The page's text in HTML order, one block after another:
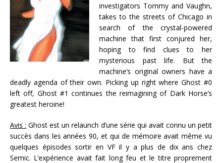
investigators Tommy and Vaughn,
takes to the streets of Chicago in
search of the crystal-powered
machine that first conjured her,
hoping to find clues to her
mysterious past life. But the
machine’s original owners have a
deadly agenda of their own. Picking up right where Ghost #0
left off, Ghost #1 continues the reimagining of Dark Horse’s
greatest heroine!
Avis : Ghost est un relaunch d’une série qui avait connu un petit
succès dans les années 90, et qui de mémoire avait même vu
quelques épisodes sortir en VF il y a plus de dix ans chez
Semic. L’expérience avait fait long feu et le titre proprement